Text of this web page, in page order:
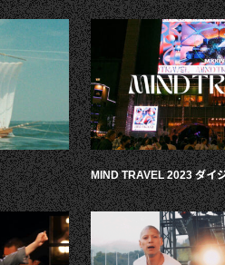
MIND TRAVEL 2023 ダイ